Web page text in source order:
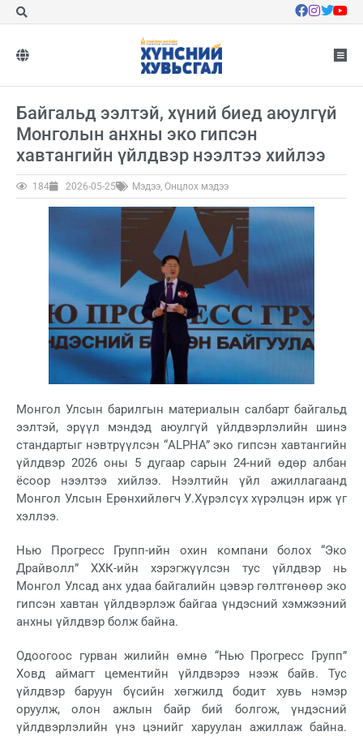
Байгальд ээлтэй, хүний биед аюулгүй
Монголын анхны эко гипсэн
хавтангийн үйлдвэр нээлтээ хийлээ
184 2026-05-25 Мэдээ, Онцлох мэдээ
Монгол Улсын барилгын материалын салбарт байгальд
ээлтэй, эрүүл мэндэд аюулгүй үйлдвэрлэлийн шинэ
стандартыг нэвтрүүлсэн “ALPHA” эко гипсэн хавтангийн
үйлдвэр 2026 оны 5 дугаар сарын 24-ний өдөр албан
ёсоор нээлтээ хийлээ. Нээлтийн үйл ажиллагаанд
Монгол Улсын Ерөнхийлөгч У.Хүрэлсүх хүрэлцэн ирж үг
хэллээ.
Нью Прогресс Групп-ийн охин компани болох “Эко
Драйволл” ХХК-ийн хэрэгжүүлсэн тус үйлдвэр нь
Монгол Улсад анх удаа байгалийн цэвэр гөлтгөнөөр эко
гипсэн хавтан үйлдвэрлэж байгаа үндэсний хэмжээний
анхны үйлдвэр болж байна.
Одоогоос гурван жилийн өмнө “Нью Прогресс Групп”
Ховд аймагт цементийн үйлдвэрээ нээж байв. Тус
үйлдвэр баруун бүсийн хөгжилд бодит хувь нэмэр
оруулж, олон ажлын байр бий болгож, үндэсний
үйлдвэрлэлийн үнэ цэнийг харуулан ажиллаж байна.